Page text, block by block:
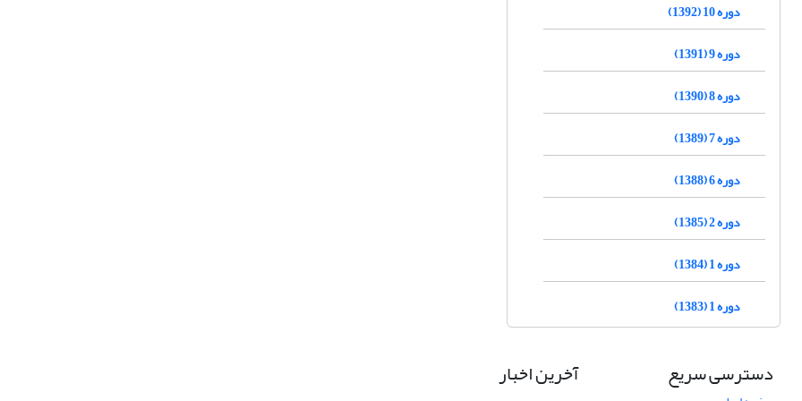
دوره 10 (1392)
دوره 9 (1391)
دوره 8 (1390)
دوره 7 (1389)
دوره 6 (1388)
دوره 2 (1385)
دوره 1 (1384)
دوره 1 (1383)
دسترسی سریع آخرین اخبار